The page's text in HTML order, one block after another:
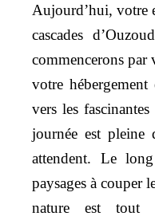
Aujourd’hui, votre
cascades
commencerons par
votre
vers les
journée est
attendent. Le
paysages à couper
nature est tout